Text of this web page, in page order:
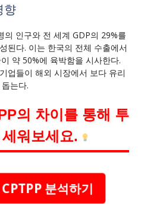
향
의 인구와 전 세계 GDP의 29%를
된다. 이는 한국의 전체 수출에서
약 50%에 육박함을 시사한다.
업들이 해외 시장에서 보다 유리
는다.
의 차이를 통해 투
워보세요.
분석하기